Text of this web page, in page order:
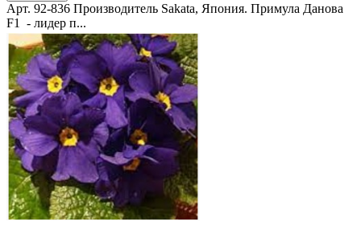
Арт. 92-836 Производитель Sakata, Япония. Примула Данова
F1 - лидер п...